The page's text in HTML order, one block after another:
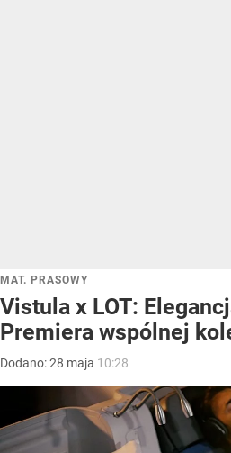
MAT. PRASOWY
Vistula x LOT:
Premiera wspólnej
Dodano:28 maja 10:28